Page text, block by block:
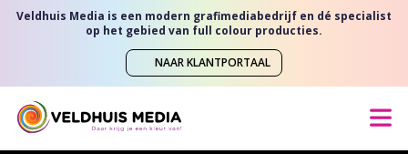
Veldhuis Media is een modern grafimediabedrijf en dé specialist
op het gebied van full colour producties.
NAAR KLANTPORTAAL